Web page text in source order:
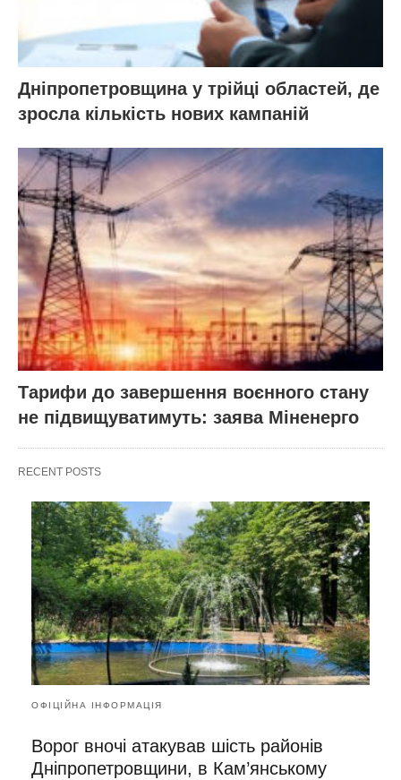
Дніпропетровщина у трійці областей, де
зросла кількість нових кампаній
Тарифи до завершення воєнного стану
не підвищуватимуть: заява Міненерго
RECENT POSTS
ОФІЦІЙНА ІНФОРМАЦІЯ
Ворог вночі атакував шість районів
Дніпропетровщини, в Кам’янському